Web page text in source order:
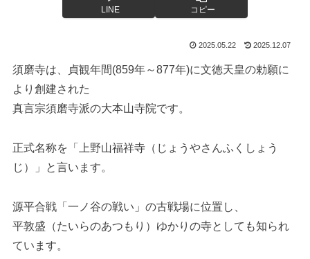
LINE コピー
2025.05.22 2025.12.07
須磨寺は、貞観年間(859年～877年)に文徳天皇の勅願に
より創建された
真言宗須磨寺派の大本山寺院です。
正式名称を「上野山福祥寺（じょうやさんふくしょう
じ）」と言います。
源平合戦「一ノ谷の戦い」の古戦場に位置し、
平敦盛（たいらのあつもり）ゆかりの寺としても知られ
ています。